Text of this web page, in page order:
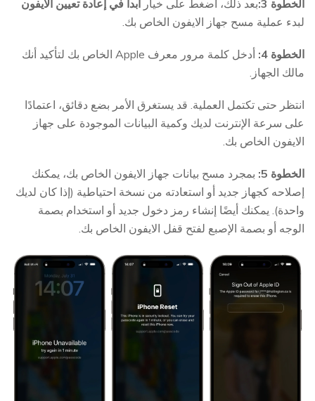
الخطوة 3: بعد ذلك، اضغط على خيار ابدأ في إعادة تعيين الايفون
لبدء عملية مسح جهاز الايفون الخاص بك.
الخطوة 4:
أدخل كلمة مرور معرف Apple الخاص بك لتأكيد أنك
مالك الجهاز.
انتظر حتى تكتمل العملية. قد يستغرق الأمر بضع دقائق، اعتمادًا
على سرعة الإنترنت لديك وكمية البيانات الموجودة على جهاز
الايفون الخاص بك.
الخطوة 5:
بمجرد مسح بيانات جهاز الايفون الخاص بك، يمكنك
إصلاحه كجهاز جديد أو استعادته من نسخة احتياطية (إذا كان لديك
واحدة). يمكنك أيضًا إنشاء رمز دخول جديد أو استخدام بصمة
الوجه أو بصمة الإصبع لفتح قفل الايفون الخاص بك.